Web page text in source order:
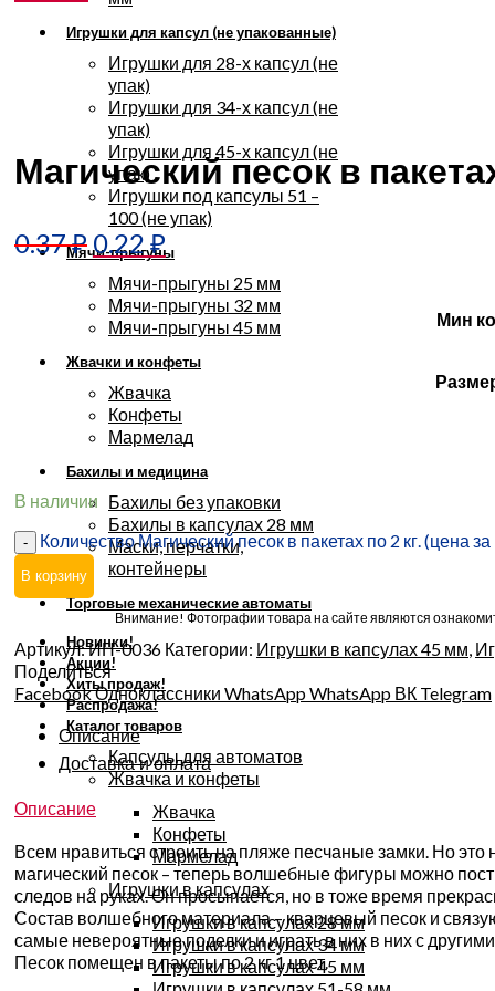
Игрушки для капсул (не упакованные)
Игрушки для 28-х капсул (не
упак)
Игрушки для 34-х капсул (не
упак)
Игрушки для 45-х капсул (не
упак)
Игрушки под капсулы 51 –
100 (не упак)
Мячи-прыгуны
Мячи-прыгуны 25 мм
Мячи-прыгуны 32 мм
Мячи-прыгуны 45 мм
Жвачки и конфеты
Жвачка
Конфеты
Мармелад
Бахилы и медицина
Бахилы без упаковки
Бахилы в капсулах 28 мм
Маски, перчатки,
контейнеры
Торговые механические автоматы
Новинки!
Акции!
Хиты продаж!
Распродажа!
Каталог товаров
Капсулы для автоматов
Жвачка и конфеты
Жвачка
Конфеты
Мармелад
Игрушки в капсулах
Игрушки в капсулах 28 мм
Игрушки в капсулах 34 мм
Игрушки в капсулах 45 мм
Увеличить
Магический песок в
0.37₽0.22₽
Мин
В наличии
Количество Магический песок в пакетах по 2 кг. (цена за
В корзину
Внимание! Фотографии товара на сайте являются
Артикул:ИН-0036 Категории: Игрушки в капсулах 45 мм,
Поделиться
FacebookОдноклассники WhatsAppWhatsApp ВК Telegram
Описание
Доставка и оплата
Описание
Всем нравиться строить на пляже песчаные замки. Но
магический песок – теперь волшебные фигуры можно
следов на руках. Он просыпается, но в тоже время
Состав волшебного материала – кварцевый песок и
самые невероятные поделки и играть в них в них с
Песок помещен в пакеты по 2 кг 1 цвет.